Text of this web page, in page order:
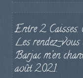
Entre 2
Les rendez-vous
Barjac m’en
août 2021.